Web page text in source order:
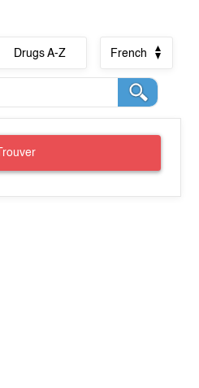
Drugs A-Z French
Trouver